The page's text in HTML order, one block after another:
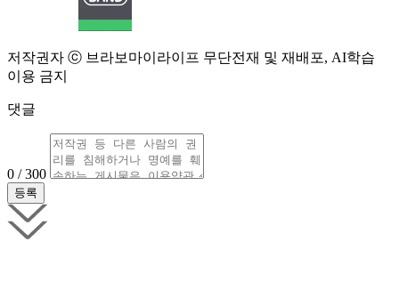
저작권자 ⓒ 브라보마이라이프 무단전재 및 재배포, AI학습
이용 금지
댓글
0 / 300